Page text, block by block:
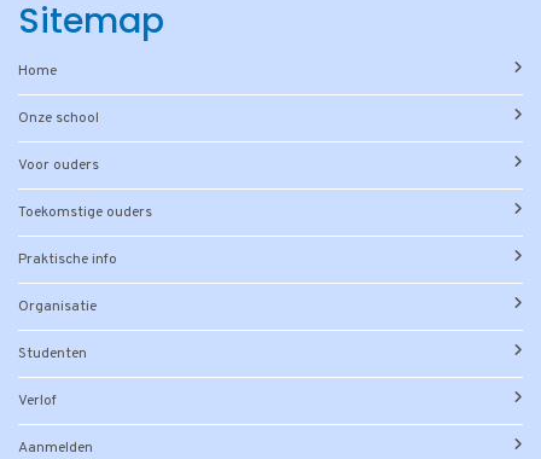
Sitemap
Home
Onze school
Voor ouders
Toekomstige ouders
Praktische info
Organisatie
Studenten
Verlof
Aanmelden